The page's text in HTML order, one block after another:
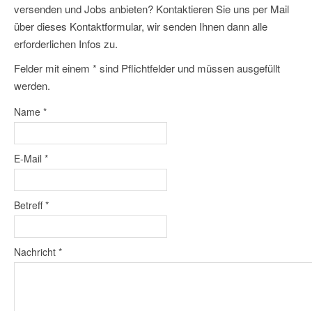
versenden und Jobs anbieten? Kontaktieren Sie uns per Mail
über dieses Kontaktformular, wir senden Ihnen dann alle
erforderlichen Infos zu.
Felder mit einem * sind Pflichtfelder und müssen ausgefüllt
werden.
Name *
E-Mail *
Betreff*
Nachricht *